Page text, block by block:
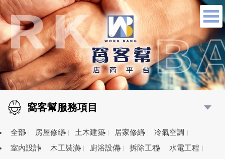
窩客幫服務項目
全部 房屋修繕 土木建築 居家修繕
冷氣空調
室內設計
木工裝潢 廚浴設備 拆除工程
水電工程